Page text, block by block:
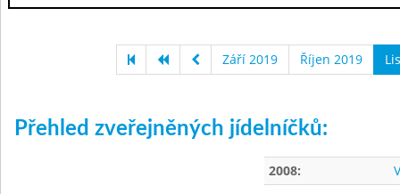
Září 2019 Říjen 2019
Přehled zveřejněných jídelníčků:
2008: